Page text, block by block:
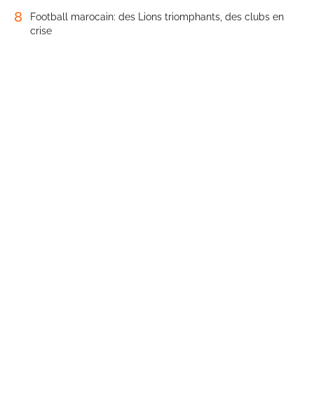
8
Football marocain: des Lions triomphants, des clubs en
crise